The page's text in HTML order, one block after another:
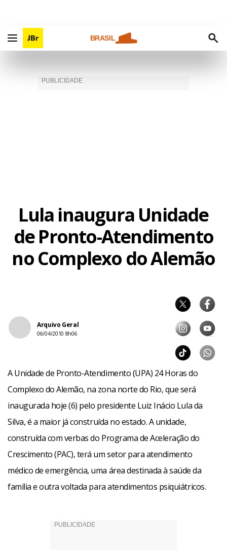
BRASIL
Lula inaugura Unidade
de Pronto-Atendimento
no Complexo do Alemão
Arquivo Geral
06/04/2010 8h06
A Unidade de Pronto-Atendimento (UPA) 24 Horas do
Complexo do Alemão, na zona norte do Rio, que será
inaugurada hoje (6) pelo presidente Luiz Inácio Lula da
Silva, é a maior já construída no estado. A unidade,
construída com verbas do Programa de Aceleração do
Crescimento (PAC), terá um setor para atendimento
médico de emergência, uma área destinada à saúde da
família e outra voltada para atendimentos psiquiátricos.